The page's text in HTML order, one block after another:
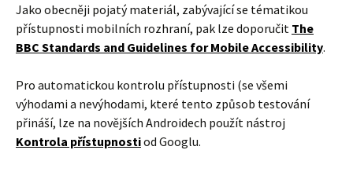
Jako obecněji pojatý materiál, zabývající se tématikou
přístupnosti mobilních rozhraní, pak lze doporučit The
BBC Standards and Guidelines for Mobile Accessibility.
Pro automatickou kontrolu přístupnosti (se všemi
výhodami a nevýhodami, které tento způsob testování
přináší, lze na novějších Androidech použít nástroj
Kontrola přístupnostiod Googlu.